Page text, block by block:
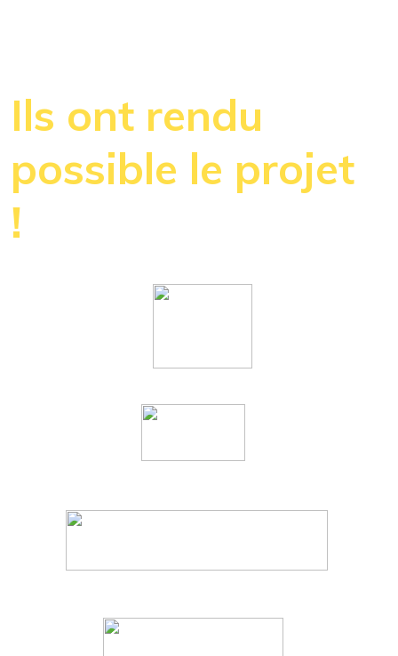
Ils ont rendu
possible le projet
!